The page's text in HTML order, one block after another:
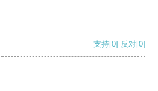
支持[0] 反对[0]